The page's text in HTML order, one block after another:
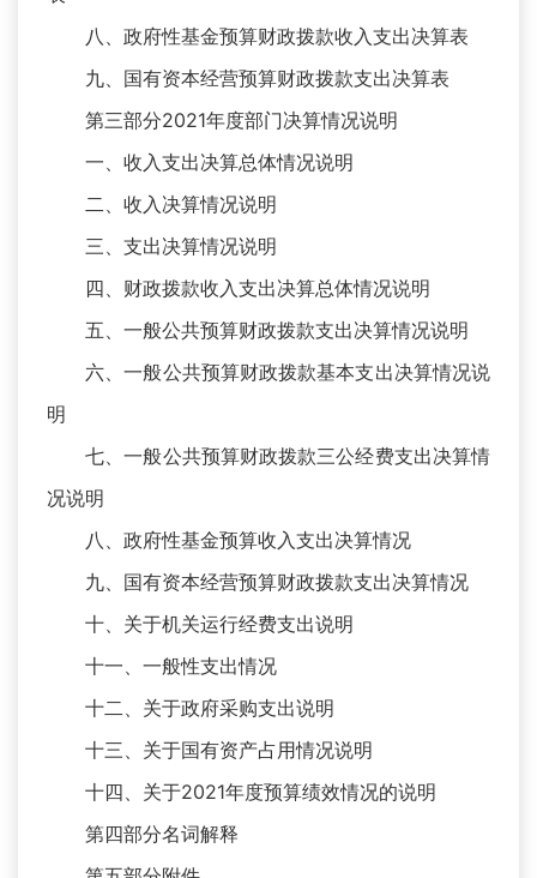
八、政府性基金预算财政拨款收入支出决算表
九、国有资本经营预算财政拨款支出决算表
第三部分2021年度部门决算情况说明
一、收入支出决算总体情况说明
二、收入决算情况说明
三、支出决算情况说明
四、财政拨款收入支出决算总体情况说明
五、一般公共预算财政拨款支出决算情况说明
六、一般公共预算财政拨款基本支出决算情况说
明
七、一般公共预算财政拨款三公经费支出决算情
况说明
八、政府性基金预算收入支出决算情况
九、国有资本经营预算财政拨款支出决算情况
十、关于机关运行经费支出说明
十一、一般性支出情况
十二、关于政府采购支出说明
十三、关于国有资产占用情况说明
十四、关于2021年度预算绩效情况的说明
第四部分名词解释